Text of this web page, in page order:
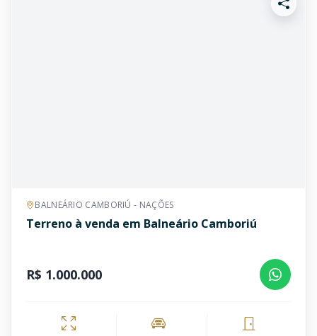
BALNEÁRIO CAMBORIÚ - NAÇÕES
Terreno à venda em Balneário Camboriú
R$ 1.000.000